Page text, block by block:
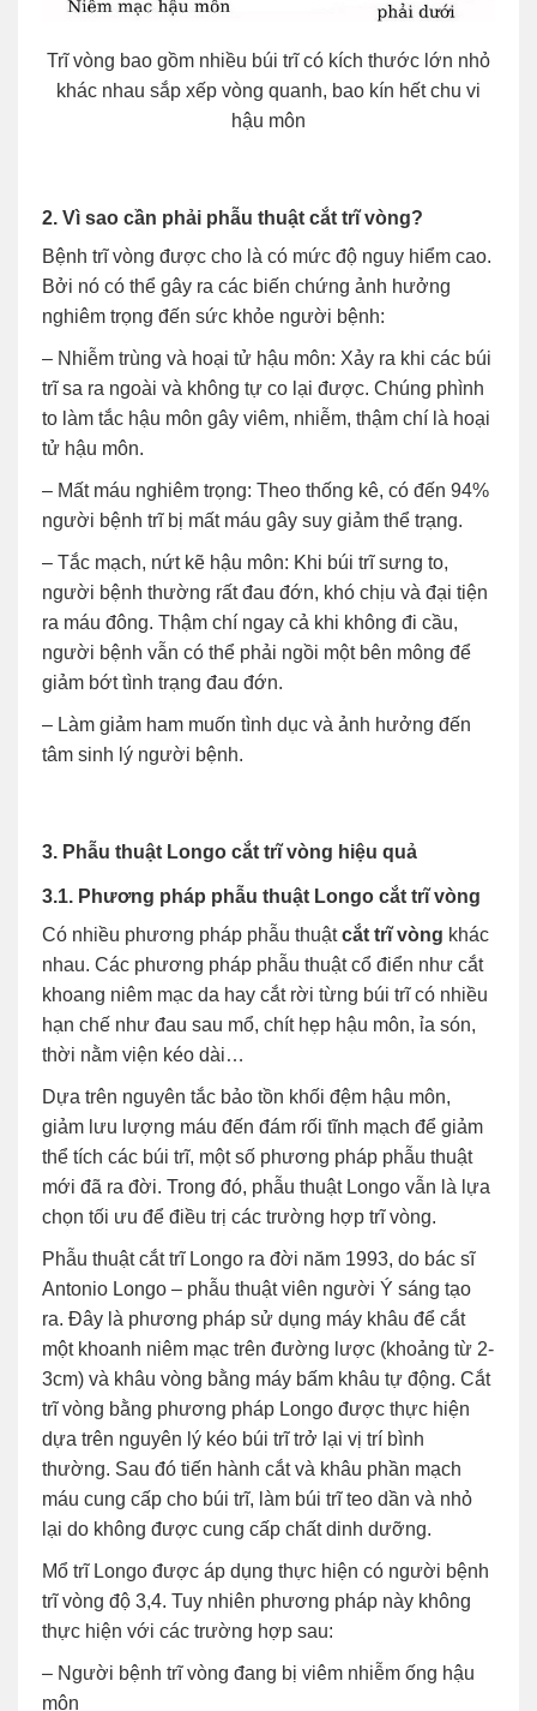
Trĩ vòng bao gồm nhiều búi trĩ có kích thước lớn nhỏ
khác nhau sắp xếp vòng quanh, bao kín hết chu vi
hậu môn
2. Vì sao cần phải phẫu thuật cắt trĩ vòng?
Bệnh trĩ vòng được cho là có mức độ nguy hiểm cao.
Bởi nó có thể gây ra các biến chứng ảnh hưởng
nghiêm trọng đến sức khỏe người bệnh:
– Nhiễm trùng và hoại tử hậu môn: Xảy ra khi các búi
trĩ sa ra ngoài và không tự co lại được. Chúng phình
to làm tắc hậu môn gây viêm, nhiễm, thậm chí là hoại
tử hậu môn.
– Mất máu nghiêm trọng: Theo thống kê, có đến 94%
người bệnh trĩ bị mất máu gây suy giảm thể trạng.
– Tắc mạch, nứt kẽ hậu môn: Khi búi trĩ sưng to,
người bệnh thường rất đau đớn, khó chịu và đại tiện
ra máu đông. Thậm chí ngay cả khi không đi cầu,
người bệnh vẫn có thể phải ngồi một bên mông để
giảm bớt tình trạng đau đớn.
– Làm giảm ham muốn tình dục và ảnh hưởng đến
tâm sinh lý người bệnh.
3. Phẫu thuật Longo cắt trĩ vòng hiệu quả
3.1. Phương pháp phẫu thuật Longo cắt trĩ vòng
Có nhiều phương pháp phẫu thuậtcắt trĩ vòng khác
nhau. Các phương pháp phẫu thuật cổ điển như cắt
khoang niêm mạc da hay cắt rời từng búi trĩ có nhiều
hạn chế như đau sau mổ, chít hẹp hậu môn, ỉa són,
thời nằm viện kéo dài…
Dựa trên nguyên tắc bảo tồn khối đệm hậu môn,
giảm lưu lượng máu đến đám rối tĩnh mạch để giảm
thể tích các búi trĩ, một số phương pháp phẫu thuật
mới đã ra đời. Trong đó, phẫu thuật Longo vẫn là lựa
chọn tối ưu để điều trị các trường hợp trĩ vòng.
Phẫu thuật cắt trĩ Longo ra đời năm 1993, do bác sĩ
Antonio Longo – phẫu thuật viên người Ý sáng tạo
ra. Đây là phương pháp sử dụng máy khâu để cắt
một khoanh niêm mạc trên đường lược (khoảng từ 2-
3cm) và khâu vòng bằng máy bấm khâu tự động. Cắt
trĩ vòng bằng phương pháp Longo được thực hiện
dựa trên nguyên lý kéo búi trĩ trở lại vị trí bình
thường. Sau đó tiến hành cắt và khâu phần mạch
máu cung cấp cho búi trĩ, làm búi trĩ teo dần và nhỏ
lại do không được cung cấp chất dinh dưỡng.
Mổ trĩ Longo được áp dụng thực hiện có người bệnh
trĩ vòng độ 3,4. Tuy nhiên phương pháp này không
thực hiện với các trường hợp sau:
– Người bệnh trĩ vòng đang bị viêm nhiễm ống hậu
môn